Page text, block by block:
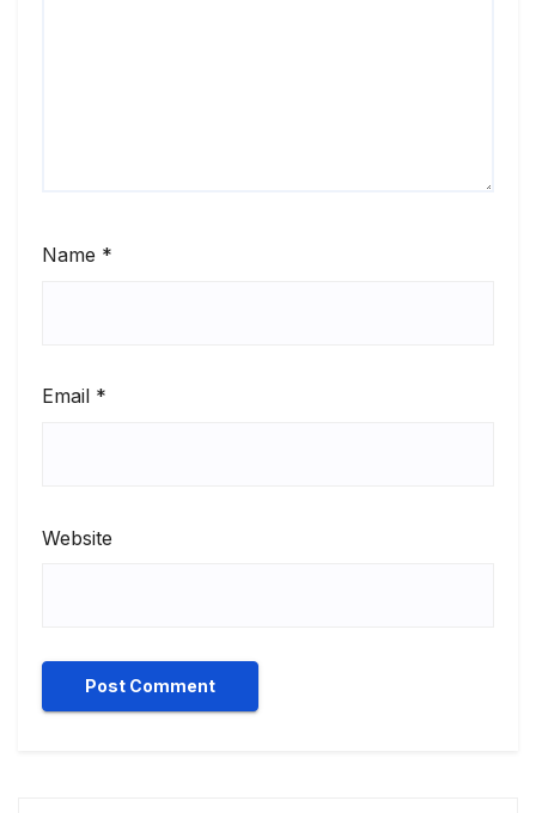
Name *
Email *
Website